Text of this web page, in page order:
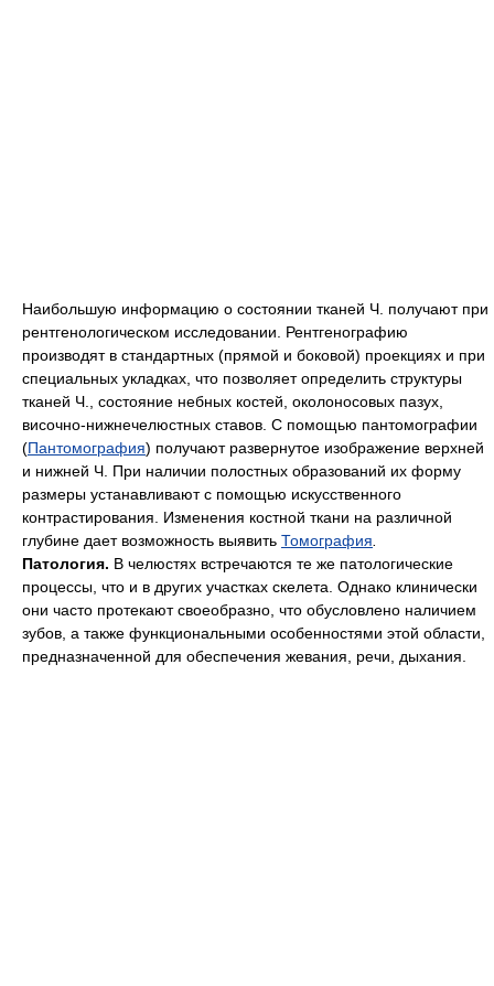
Наибольшую информацию о состоянии тканей Ч. получают при
рентгенологическом исследовании. Рентгенографию
производят в стандартных (прямой и боковой) проекциях и при
специальных укладках, что позволяет определить структуры
тканей Ч., состояние небных костей, околоносовых пазух,
височно-нижнечелюстных ставов. С помощью пантомографии
(Пантомография) получают развернутое изображение верхней
и нижней Ч. При наличии полостных образований их форму
размеры устанавливают с помощью искусственного
контрастирования. Изменения костной ткани на различной
глубине дает возможность выявить Томография
Патология. В челюстях встречаются те же патологические
процессы, что и в других участках скелета. Однако клинически
они часто протекают своеобразно, что обусловлено наличием
зубов, а также функциональными особенностями этой области,
предназначенной для обеспечения жевания, речи, дыхания.